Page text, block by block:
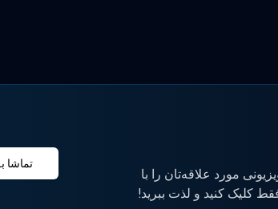
مورد علاقه‌تان را با
کلیک کنید و لذت ببرید!
تماشا